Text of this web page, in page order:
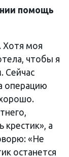
помощь
Хотя моя
чтобы я
Сейчас
операцию
крестик», а
«Не
останется